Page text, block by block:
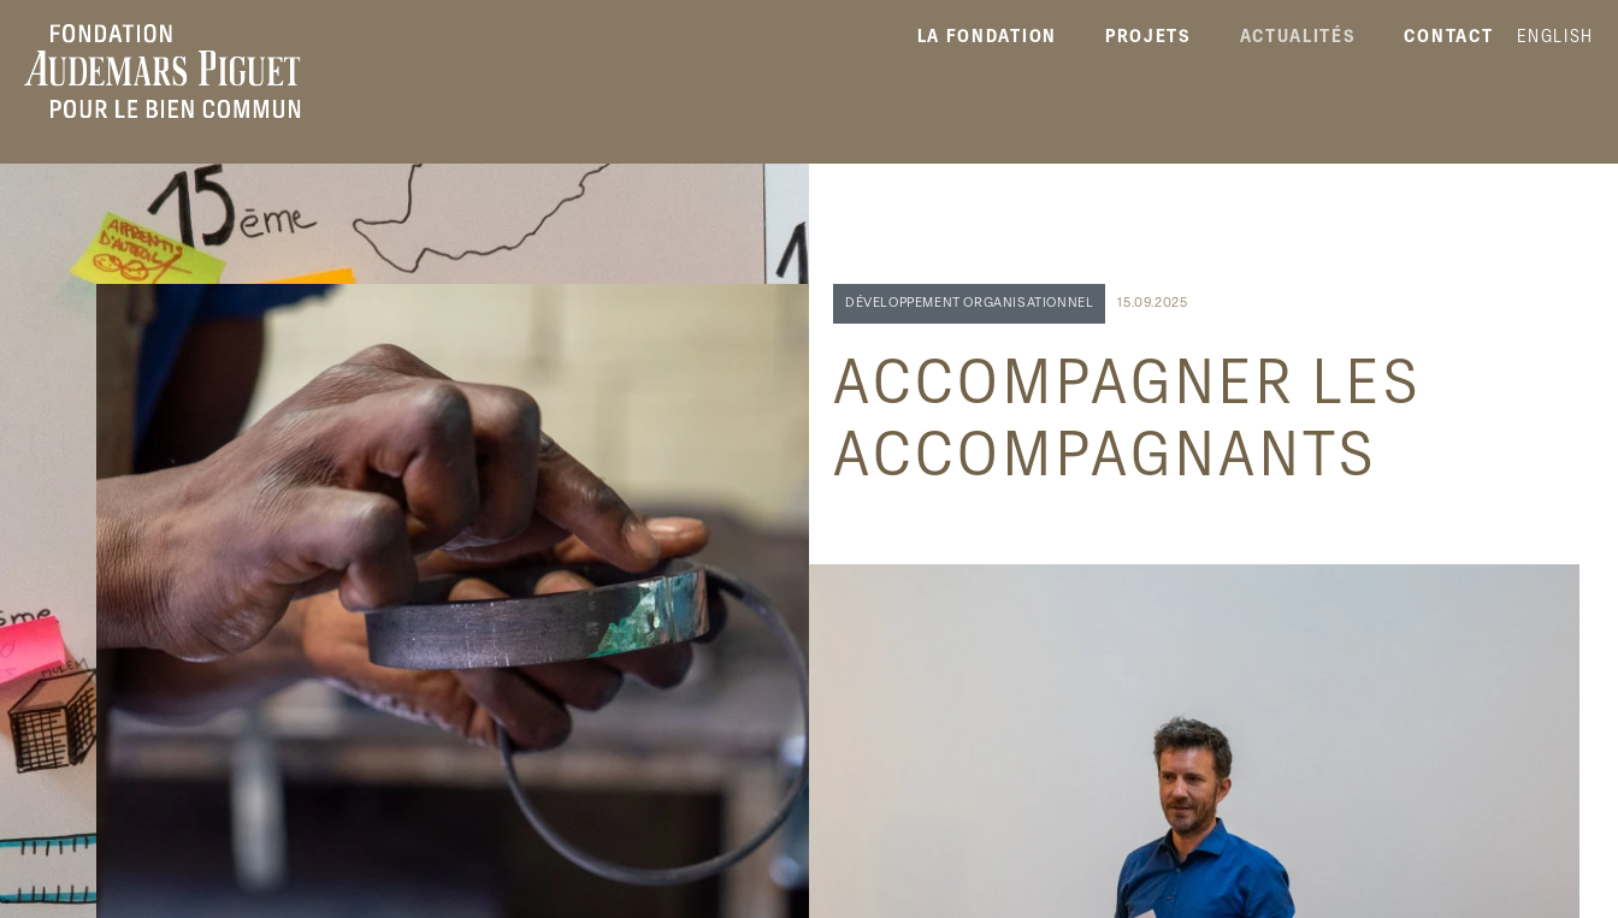
LA FONDATION PROJETS ACTUALITÉS CONTACT ENGLISH
DÉVELOPPEMENT ORGANISATIONNEL 15.09.2025
ACCOMPAGNER LES
ACCOMPAGNANTS